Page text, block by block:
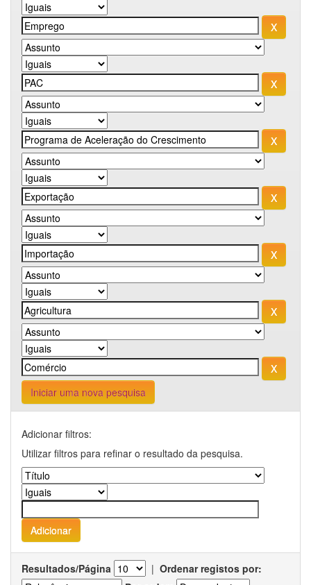
Iniciar uma nova pesquisa
Adicionar filtros:
Utilizar filtros para refinar o resultado da pesquisa.
Resultados/Página | Ordenar registos por: